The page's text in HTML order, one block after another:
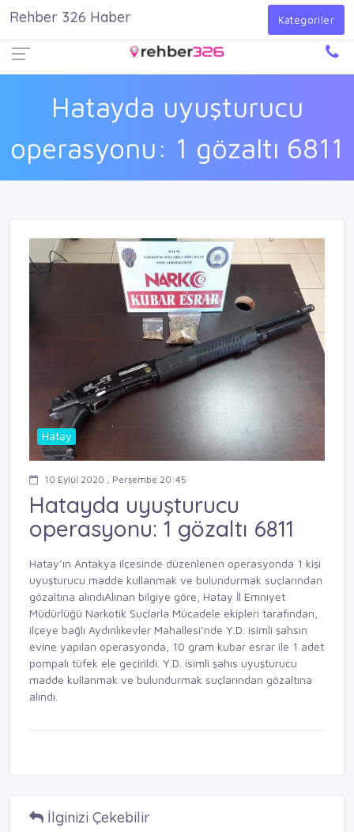
Giriş Yap
Hatayda uyuşturucu
operasyonu: 1 gözaltı 6811
Rehber 326 Haber Kategoriler
Hatay
10 Eylül 2020 , Perşembe 20:45
Hatayda uyuşturucu
operasyonu: 1 gözaltı 6811
Hatay’ın Antakya ilçesinde düzenlenen operasyonda 1 kişi
uyuşturucu madde kullanmak ve bulundurmak suçlarından
gözaltına alındıAlınan bilgiye göre, Hatay İl Emniyet
Müdürlüğü Narkotik Suçlarla Mücadele ekipleri tarafından,
ilçeye bağlı Aydınlıkevler Mahallesi’nde Y.D. isimli şahsın
evine yapılan operasyonda, 10 gram kubar esrar ile 1 adet
pompalı tüfek ele geçirildi. Y.D. isimli şahıs uyuşturucu
madde kullanmak ve bulundurmak suçlarından gözaltına
alındı.
İlginizi Çekebilir